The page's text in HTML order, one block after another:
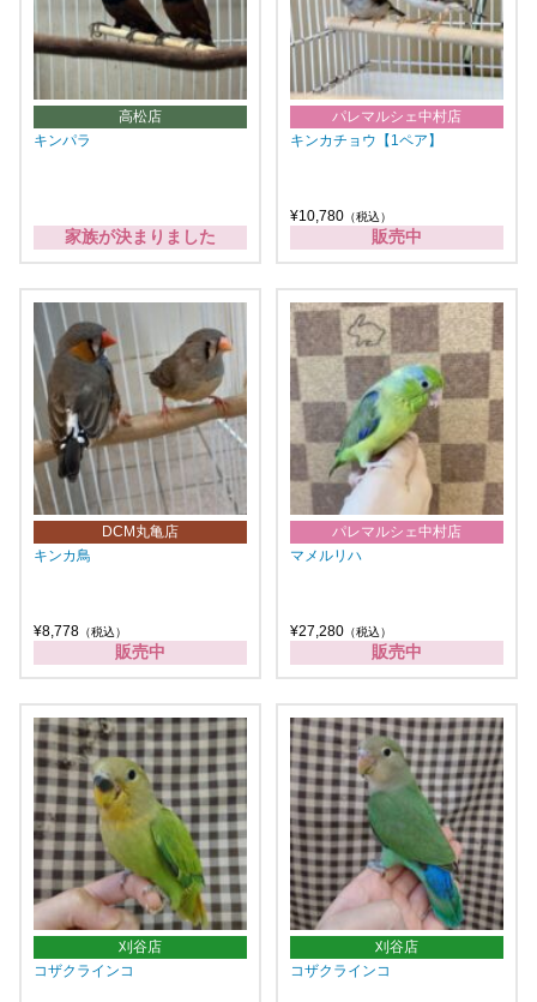
高松店
キンパラ
家族が決まりました
パレマルシェ中村店
キンカチョウ【1ペア】
¥10,780 （税込）
販売中
DCM丸亀店
キンカ鳥
¥8,778 （税込）
販売中
パレマルシェ中村店
マメルリハ
¥27,280 （税込）
販売中
刈谷店
コザクラインコ
刈谷店
コザクラインコ